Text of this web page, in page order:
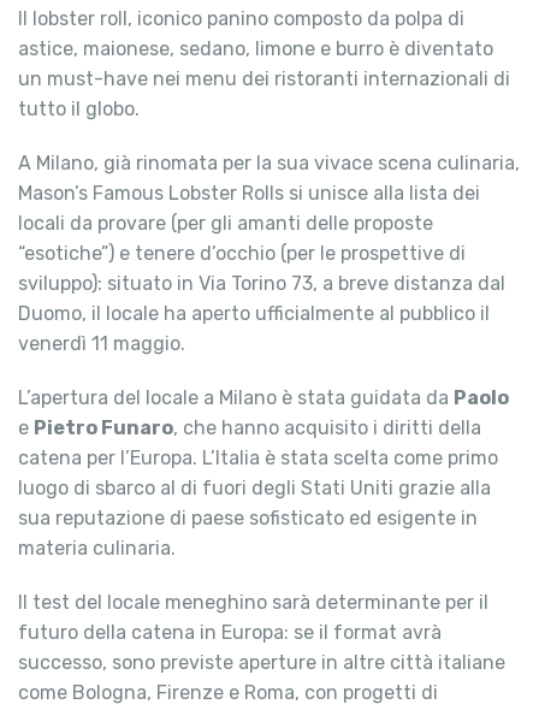
Il lobster roll, iconico panino composto da polpa di
astice, maionese, sedano, limone e burro è diventato
un must-have nei menu dei ristoranti internazionali di
tutto il globo.
A Milano, già rinomata per la sua vivace scena culinaria,
Mason’s Famous Lobster Rolls si unisce alla lista dei
locali da provare (per gli amanti delle proposte
“esotiche”) e tenere d’occhio (per le prospettive di
sviluppo): situato in Via Torino 73, a breve distanza dal
Duomo, il locale ha aperto ufficialmente al pubblico il
venerdì 11 maggio.
L’apertura del locale a Milano è stata guidata da Paolo
e Pietro Funaro, che hanno acquisito i diritti della
catena per l’Europa. L’Italia è stata scelta come primo
luogo di sbarco al di fuori degli Stati Uniti grazie alla
sua reputazione di paese sofisticato ed esigente in
materia culinaria.
Il test del locale meneghino sarà determinante per il
futuro della catena in Europa: se il format avrà
successo, sono previste aperture in altre città italiane
come Bologna, Firenze e Roma, con progetti di